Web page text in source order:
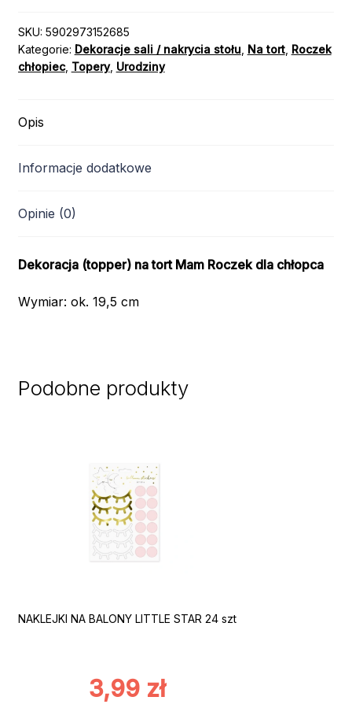
SKU: 5902973152685
Kategorie: Dekoracje sali / nakrycia stołu, Na tort, Roczek
chłopiec, Topery, Urodziny
Opis
Informacje dodatkowe
Opinie (0)
Dekoracja (topper) na tort Mam Roczek dla chłopca
Wymiar: ok. 19,5 cm
Podobne produkty
NAKLEJKI NA BALONY LITTLE STAR 24 szt
3,99 zł